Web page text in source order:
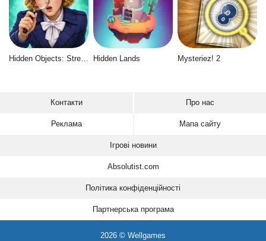
Hidden Lands Mysteriez! 2
Контакти Про нас
Реклама Мапа сайту
Ігрові новини
Absolutist.com
Політика конфіденційності
Партнерська програма
2026 © Wellgames